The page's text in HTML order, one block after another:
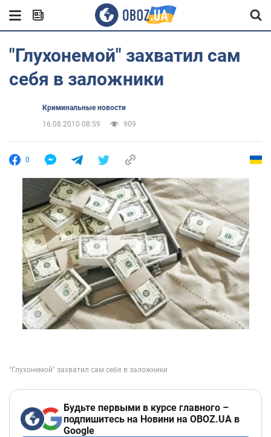
"Глухонемой" захватил сам
себя в заложники
Криминальные новости
16.08.2010 08:59
909
0
Будьте первыми в курсе главного –
подпишитесь на Новини на OBOZ.UA в
Google